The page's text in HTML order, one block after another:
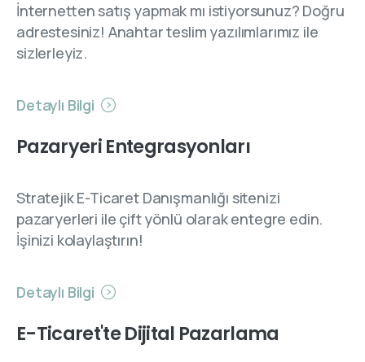
İnternetten satış yapmak mı istiyorsunuz? Doğru
adrestesiniz! Anahtar teslim yazılımlarımız ile
sizlerleyiz.
Detaylı Bilgi
Pazaryeri Entegrasyonları
Stratejik E-Ticaret Danışmanlığı sitenizi
pazaryerleri ile çift yönlü olarak entegre edin.
İşinizi kolaylaştırın!
Detaylı Bilgi
E-Ticaret'te Dijital Pazarlama